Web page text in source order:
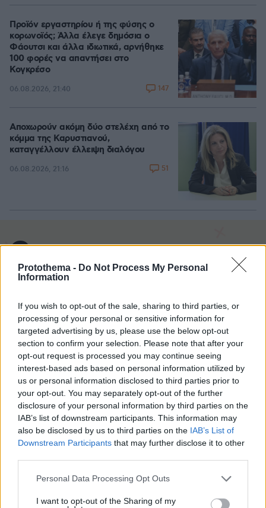
Protothema - Do Not Process My Personal
Information
If you wish to opt-out of the sale, sharing to third parties, or
processing of your personal or sensitive information for
targeted advertising by us, please use the below opt-out
section to confirm your selection. Please note that after your
opt-out request is processed you may continue seeing
interest-based ads based on personal information utilized by
us or personal information disclosed to third parties prior to
your opt-out. You may separately opt-out of the further
disclosure of your personal information by third parties on the
IAB’s list of downstream participants. This information may
also be disclosed by us to third parties on the IAB’s List of
Downstream Participants that may further disclose it to other
Please note that this website/app uses one or more Google
not limited to your visit or usage behaviour. You may click to
Personal Data Processing Opt Outs
I want to opt-out of the Sharing of my
Προϊόν εργαστηρίου ή της φύσης ο
κορωνοϊός; Άλλα έλεγε δημόσια ο
Φάουτσι και άλλα ιδιωτικά, αρνήθηκε
100 φορές να απαντήσει στο
Κογκρέσο
06.08.2026, 21:40 147
Αποχωρούν ακόμη δύο στελέχη από το
κόμμα της Καρυστιανού,
καταγγέλλουν έλλειψη διαλόγου
06.08.2026, 21:16 51
Games
Cut The Rope Northern Heights Candy
ΔΕΙΤΕ ΟΛΑ ΤΑ GAMES
Best of Network